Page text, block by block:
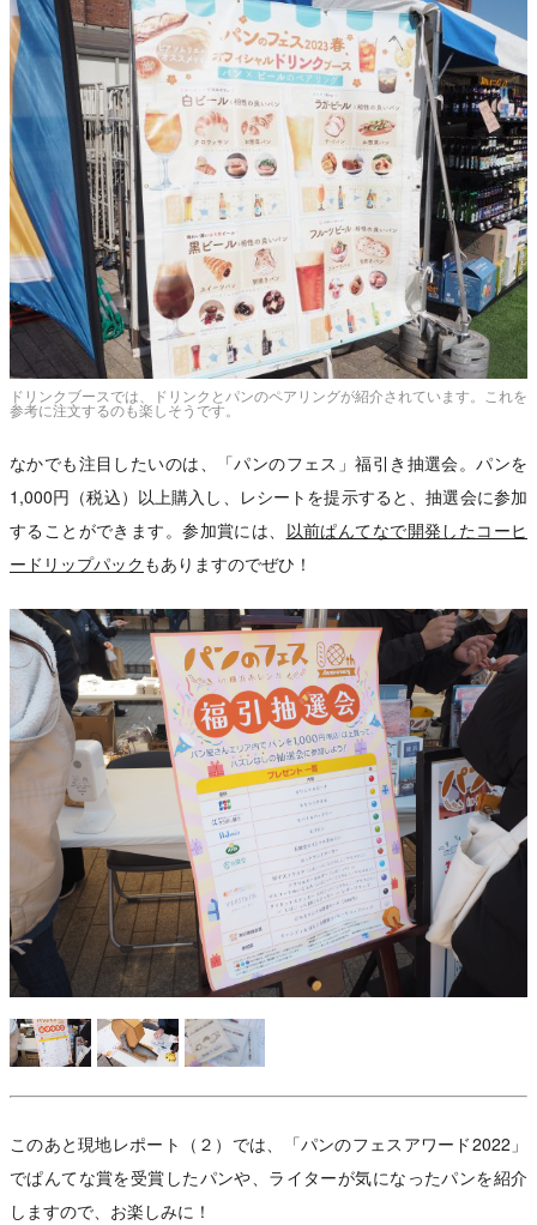
ドリンクブースでは、ドリンクとパンのペアリングが紹介されています。これを
参考に注文するのも楽しそうです。
なかでも注目したいのは、「パンのフェス」福引き抽選会。パンを
1,000円（税込）以上購入し、レシートを提示すると、抽選会に参加
することができます。参加賞には、 以前ぱんてなで開発したコーヒ
ードリップパック もありますのでぜひ！
このあと現地レポート（２）では、「パンのフェスアワード2022」
でぱんてな賞を受賞したパンや、ライターが気になったパンを紹介
しますので、お楽しみに！